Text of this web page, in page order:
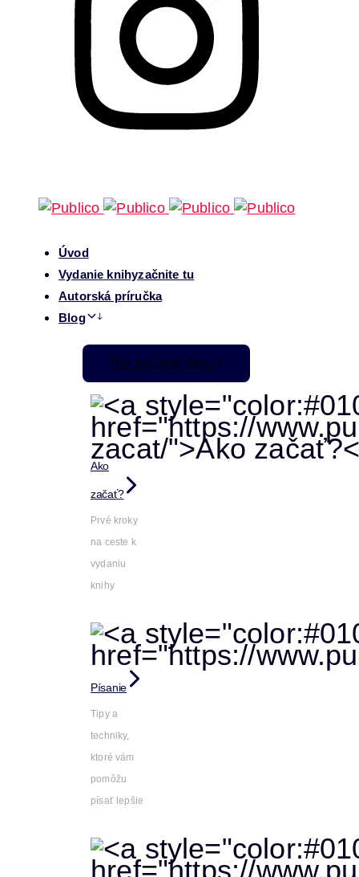
Úvod
Vydanie knihyzačnite tu
Autorská príručka
Blog
Pre začiatočníkov
Ako
začať?
Prvé kroky
na ceste k
vydaniu
knihy
Písanie
Tipy a
techniky,
ktoré vám
pomôžu
písať lepšie